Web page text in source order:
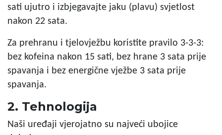
sati ujutro i izbjegavajte jaku (plavu) svjetlost
nakon 22 sata.
Za prehranu i tjelovježbu koristite pravilo 3-3-3:
bez kofeina nakon 15 sati, bez hrane 3 sata prije
spavanja i bez energične vježbe 3 sata prije
spavanja.
2. Tehnologija
Naši uređaji vjerojatno su najveći ubojice